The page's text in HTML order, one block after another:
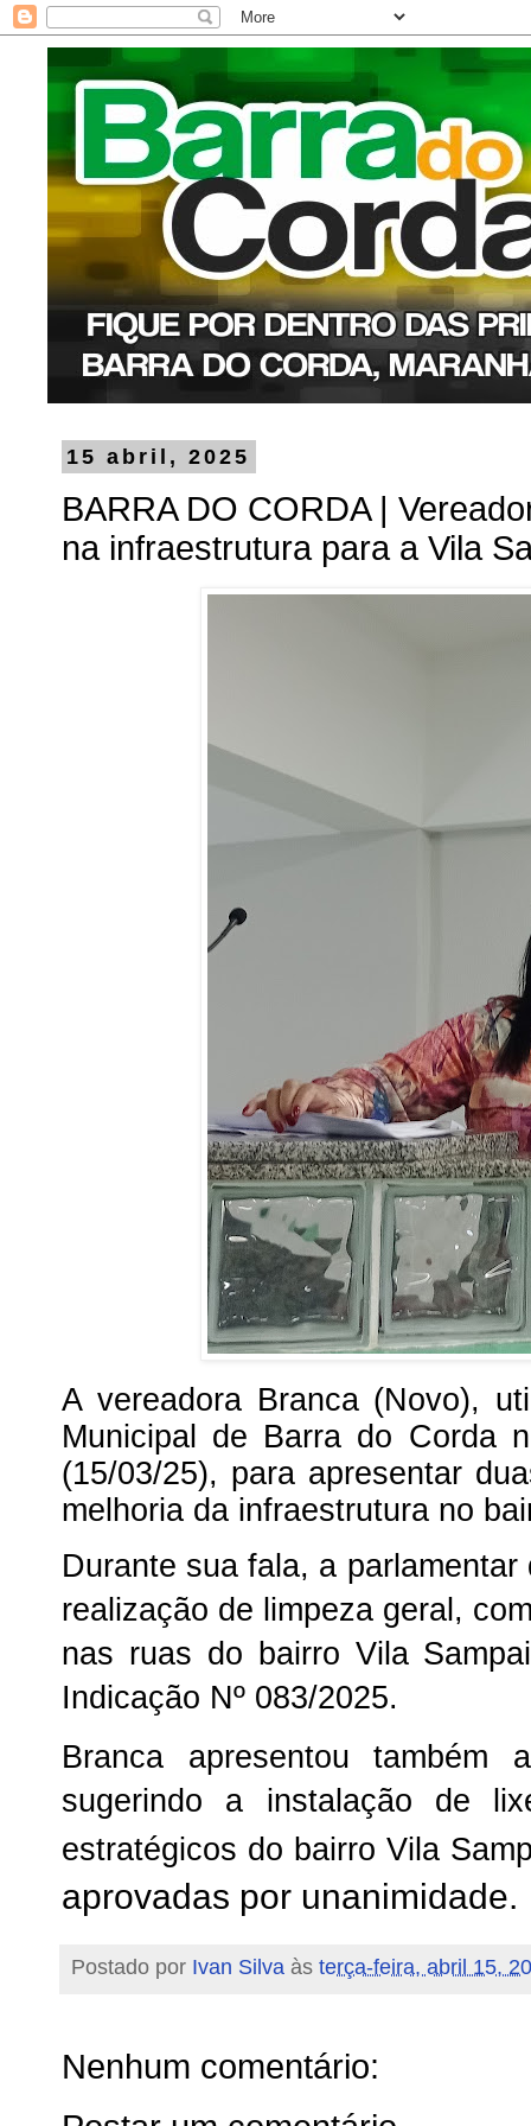
15 abril, 2025
BARRA DO CORDA |
na infraestrutura para a Vila
A vereadora Branca (Novo),
Municipal de Barra do Corda
(15/03/25), para apresentar
melhoria da infraestrutura no
Durante sua fala, a
realização de limpeza geral,
nas ruas do bairro Vila
Indicação Nº 083/2025.
Branca apresentou também
sugerindo a instalação de
estratégicos do bairro Vila
aprovadas por unanimidade.
Postado por Ivan Silva às terça-feira, abril 15,
Nenhum comentário: